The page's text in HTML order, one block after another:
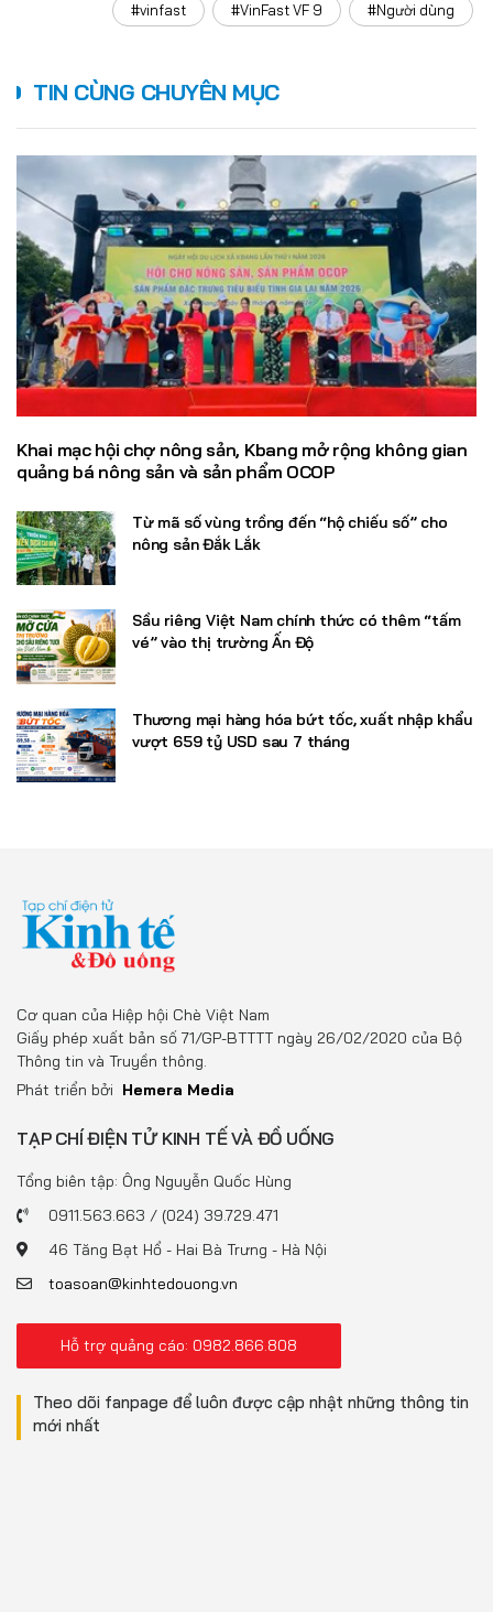
#vinfast #VinFast VF 9 #Người dùng
TIN CÙNG CHUYÊN MỤC
Khai mạc hội chợ nông sản, Kbang mở rộng không gian
quảng bá nông sản và sản phẩm OCOP
Từ mã số vùng trồng đến “hộ chiếu số” cho
nông sản Đắk Lắk
Sầu riêng Việt Nam chính thức có thêm “tấm
vé” vào thị trường Ấn Độ
Thương mại hàng hóa bứt tốc, xuất nhập khẩu
vượt 659 tỷ USD sau 7 tháng
Cơ quan của Hiệp hội Chè Việt Nam
Giấy phép xuất bản số 71/GP-BTTTT ngày 26/02/2020 của Bộ
Thông tin và Truyền thông.
Phát triển bởi Hemera Media
TẠP CHÍ ĐIỆN TỬ KINH TẾ VÀ ĐỒ UỐNG
Tổng biên tập: Ông Nguyễn Quốc Hùng
0911.563.663 / (024) 39.729.471
46 Tăng Bạt Hổ - Hai Bà Trưng - Hà Nội
toasoan@kinhtedouong.vn
Hỗ trợ quảng cáo: 0982.866.808
Theo dõi fanpage để luôn được cập nhật những thông tin
mới nhất